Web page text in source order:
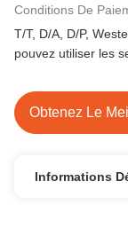
Conditions De
T/T, D/A, D/P,
pouvez utiliser les
Informations